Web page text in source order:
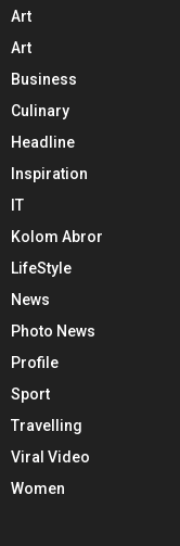
Art
Art
Business
Culinary
Headline
Inspiration
IT
Kolom Abror
LifeStyle
News
Photo News
Profile
Sport
Travelling
Viral Video
Women